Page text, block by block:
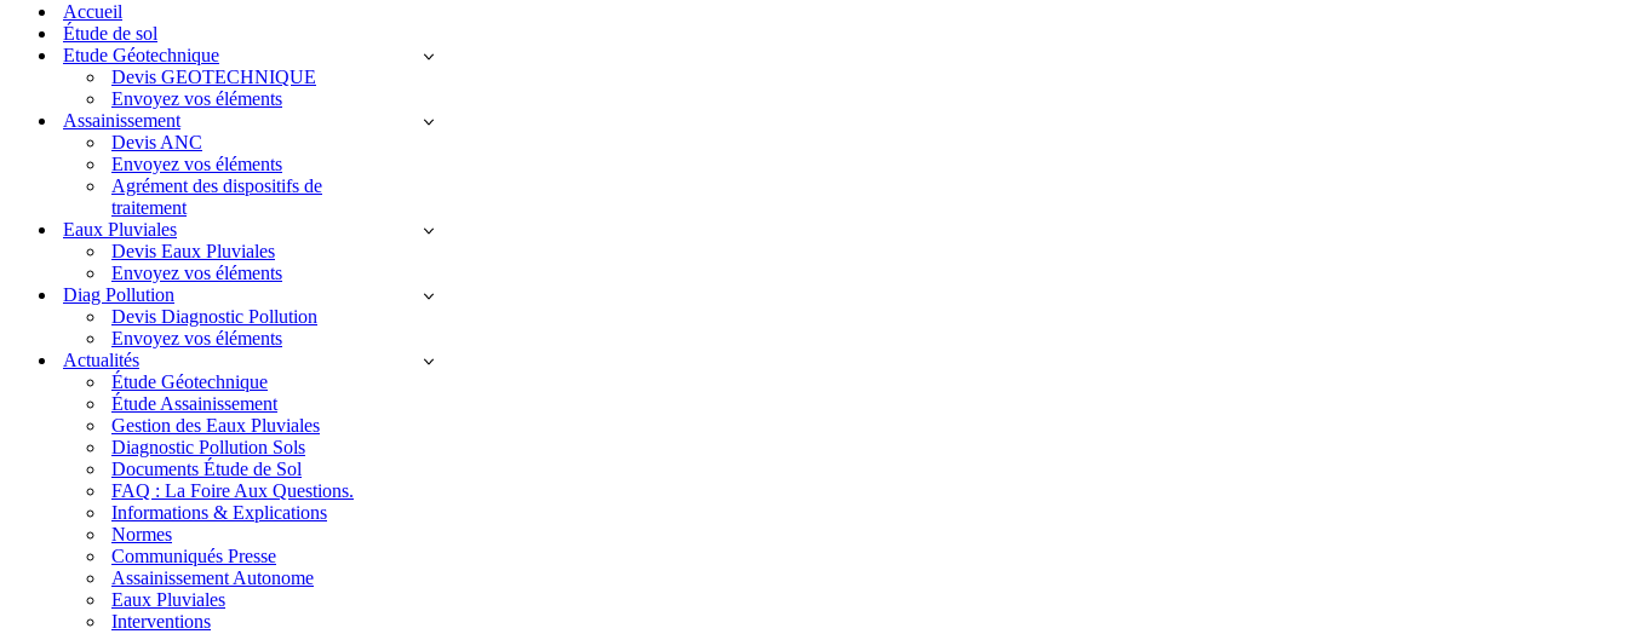
navigationAccueil
Étude de sol
Etude Géotechnique
Devis GEOTECHNIQUE
Envoyez vos éléments
Assainissement
Devis ANC
Envoyez vos éléments
Agrément des dispositifs de
traitement
Eaux Pluviales
Devis Eaux Pluviales
Envoyez vos éléments
Diag Pollution
Devis Diagnostic Pollution
Envoyez vos éléments
Actualités
Étude Géotechnique
Étude Assainissement
Gestion des Eaux Pluviales
Diagnostic Pollution Sols
Documents Étude de Sol
FAQ : La Foire Aux Questions.
Informations & Explications
Normes
Communiqués Presse
Assainissement Autonome
Eaux Pluviales
Interventions